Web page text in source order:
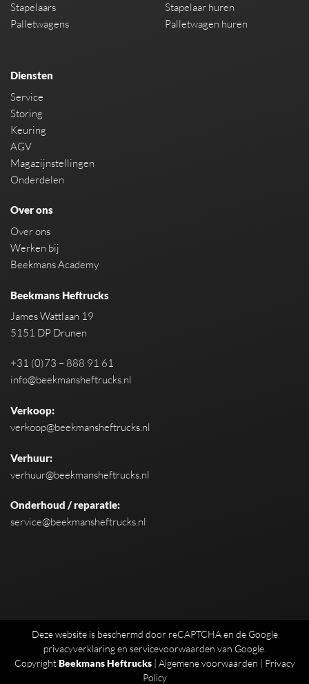
Stapelaars
Palletwagens
Stapelaar huren
Palletwagen huren
Diensten
Service
Storing
Keuring
AGV
Magazijnstellingen
Onderdelen
Over ons
Over ons
Werken bij
Beekmans Academy
Beekmans Heftrucks
James Wattlaan 19
5151 DP Drunen
+31 (0)73 – 888 91 61
info@beekmansheftrucks.nl
Verkoop:
verkoop@beekmansheftrucks.nl
Verhuur:
verhuur@beekmansheftrucks.nl
Onderhoud / reparatie:
service@beekmansheftrucks.nl
Deze website is beschermd door reCAPTCHA en de Google
privacyverklaringen servicevoorwaarden van Google.
CopyrightBeekmans Heftrucks| Algemene voorwaarden | Privacy
Policy